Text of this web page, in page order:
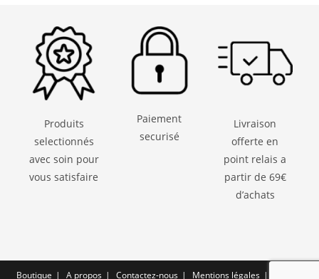
Produits
selectionnés
avec soin pour
vous satisfaire
Paiement
securisé
Livraison
offerte en
point relais a
partir de 69€
d’achats
Boutique A propos Contactez-nous Mentions légales